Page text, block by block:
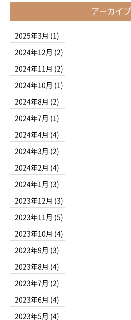
アーカイブ
2025年3月 (1)
2024年12月 (2)
2024年11月 (2)
2024年10月 (1)
2024年8月 (2)
2024年7月 (1)
2024年4月 (4)
2024年3月 (2)
2024年2月 (4)
2024年1月 (3)
2023年12月 (3)
2023年11月 (5)
2023年10月 (4)
2023年9月 (3)
2023年8月 (4)
2023年7月 (2)
2023年6月 (4)
2023年5月 (4)